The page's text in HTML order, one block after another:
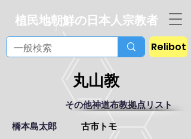
植民地朝鮮の日本人宗教者
Relibot
丸山教
その他神道布教拠点リスト
橋本島太郎 古市トモ